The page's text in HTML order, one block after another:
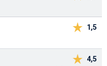
1,5
4,5